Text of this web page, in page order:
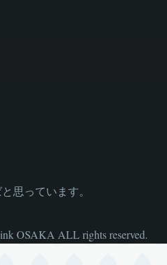
思っています。
OSAKA ALL rights reserved.